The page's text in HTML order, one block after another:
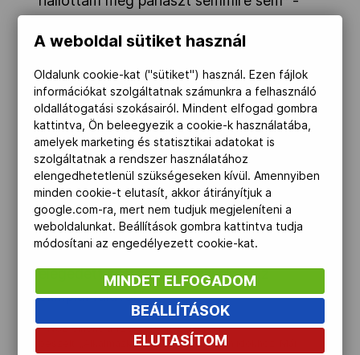
dicsérte, kiemelve: az orosz államfő sokat
tett azért, hogy a játékok résztvevőinek
tökéletes körülményeket teremtsenek.
„Ez egy nagyszerű olimpia a sportolók
számára" – vélekedett Bach a téli játékok
hatodik napján. "Nagyon sok
versenyzővel beszélgettem és eddig egy
panaszt sem hallottam. Mindenki
elégedett a létesítményekkel és az
olimpiai faluval.”
A NOB elnöke a 12 új versenyszámról is
„Alkalmazkodnunk kell a modern időkhöz. Már
A weboldal sütiket használ
Oldalunk cookie-kat ("sütiket") használ. Ezen fájlok
információkat szolgáltatnak számunkra a felhasználó
oldallátogatási szokásairól. Mindent elfogad gombra
kattintva, Ön beleegyezik a cookie-k használatába,
amelyek marketing és statisztikai adatokat is
szolgáltatnak a rendszer használatához
elengedhetetlenül szükségeseken kívül. Amennyiben
minden cookie-t elutasít, akkor átirányítjuk a
google.com-ra, mert nem tudjuk megjeleníteni a
weboldalunkat. Beállítások gombra kattintva tudja
módosítani az engedélyezett cookie-kat.
MINDET ELFOGADOM
BEÁLLÍTÁSOK
ELUTASÍTOM